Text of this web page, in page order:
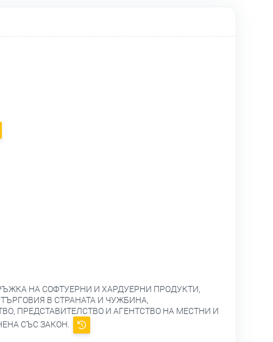
НА СОФТУЕРНИ И ХАРДУЕРНИ ПРОДУКТИ,
В СТРАНАТА И ЧУЖБИНА,
ПРЕДСТАВИТЕЛСТВО И АГЕНТСТВО НА МЕСТНИ И
СЪС ЗАКОН.